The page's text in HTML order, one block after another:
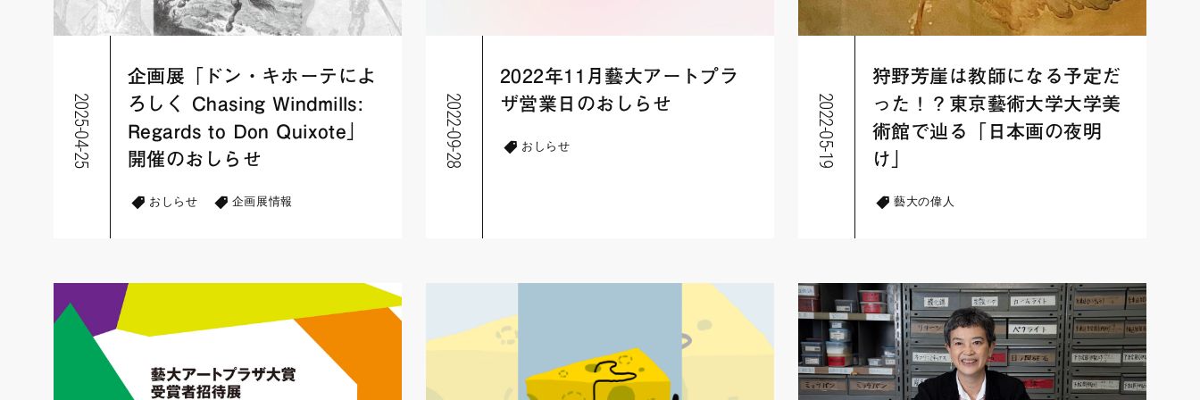
2025-04-25
企画展「ドン・キホーテによ
ろしく Chasing Windmills:
Regards to Don Quixote」
開催のおしらせ
おしらせ 企画展情報
2022-09-28
2022年11月藝大アートプラ
ザ営業日のおしらせ
おしらせ 2022-05-19
狩野芳崖は教師になる予定だ
った！？東京藝術大学大学美
術館で辿る「日本画の夜明
け」
藝大の偉人